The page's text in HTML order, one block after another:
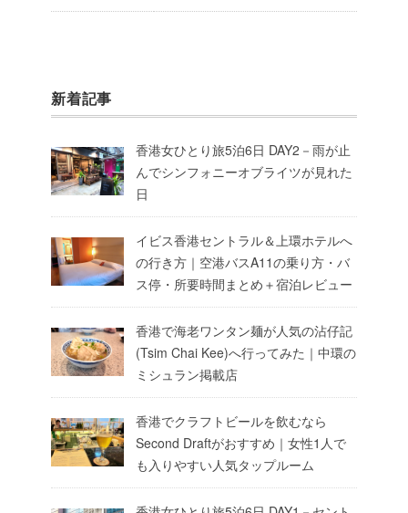
新着記事
香港女ひとり旅5泊6日 DAY2－雨が止
んでシンフォニーオブライツが見れた
日
イビス香港セントラル＆上環ホテルへ
の行き方｜空港バスA11の乗り方・バ
ス停・所要時間まとめ＋宿泊レビュー
香港で海老ワンタン麺が人気の沾仔記
(Tsim Chai Kee)へ行ってみた｜中環の
ミシュラン掲載店
香港でクラフトビールを飲むなら
Second Draftがおすすめ｜女性1人で
も入りやすい人気タップルーム